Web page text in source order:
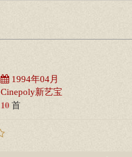
1994年04月
Cinepoly新艺宝
10 首